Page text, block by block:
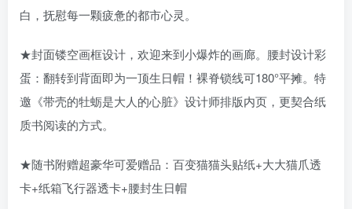
白，抚慰每一颗疲惫的都市心灵。
★封面镂空画框设计，欢迎来到小爆炸的画廊。腰封设计彩
蛋：翻转到背面即为一顶生日帽！裸脊锁线可180°平摊。特
邀《带壳的牡蛎是大人的心脏》设计师排版内页，更契合纸
质书阅读的方式。
★随书附赠超豪华可爱赠品：百变猫猫头贴纸+大大猫爪透
卡+纸箱飞行器透卡+腰封生日帽